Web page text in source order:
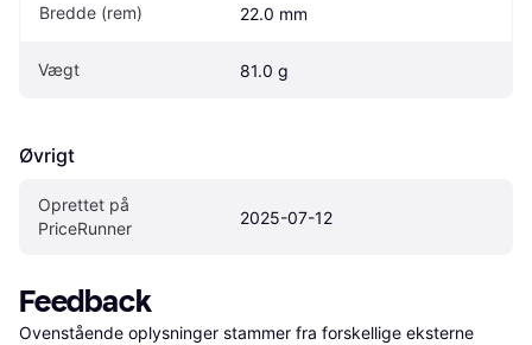
Bredde (rem) 22.0 mm
Vægt 81.0 g
Øvrigt
Oprettet på
PriceRunner
2025-07-12
Feedback
Ovenstående oplysninger stammer fra forskellige eksterne